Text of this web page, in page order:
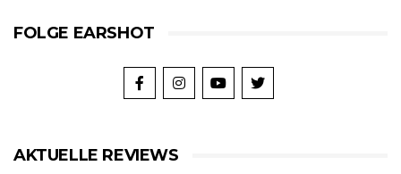
FOLGE EARSHOT
AKTUELLE REVIEWS